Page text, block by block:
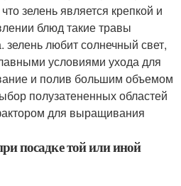
зелень является крепкой и
блюд такие травы
зелень любит солнечный свет,
условиями ухода для
и полив большим объемом
полузатененных областей
для выращивания
посадке той или иной